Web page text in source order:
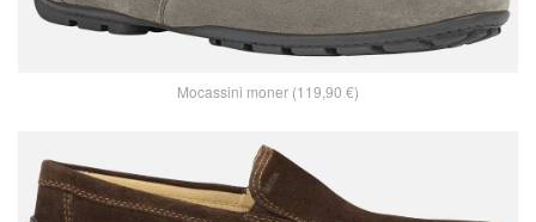
Mocassini moner (119,90 €)